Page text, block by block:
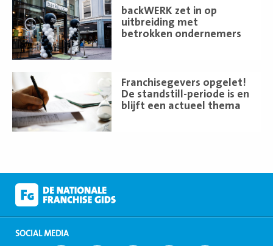
backWERK zet in op
uitbreiding met
betrokken ondernemers
Lees
meer
Franchisegevers opgelet!
De standstill-periode is en
blijft een actueel thema
Lees
meer
SOCIAL MEDIA